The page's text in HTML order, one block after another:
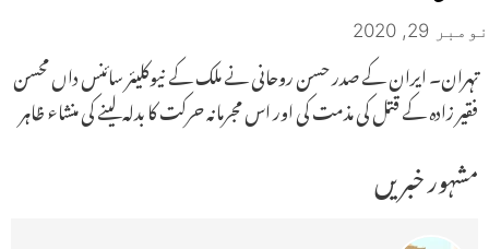
نومبر 29, 2020
تہران۔ ایران کے صدر حسن روحانی نے ملک کے نیوکلیئر سائنس داں محسن
فقیر زادہ کے قتل کی مذمت کی اور اس مجرمانہ حرکت کا بدلہ لینے کی منشاء ظاہر
مشہور خبریں